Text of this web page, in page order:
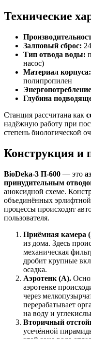
Технические
Залповый сброс:
Тип отвода воды:
насос)
Материал корпуса:
полипропилен
Глубина
Станция рассчитана как
надёжную работу при
степень биологической
Конструкция и
BioDeka-3 П-600 — это
принудительным
аноксидной схеме.
объединённых
процессы происходят
пользователя.
Приёмная камера
из дома. Здесь
механическая
дробит крупные
осадка.
Аэротенк (А).
аэротенке
через
перерабатывает
на воду и
Вторичный
усечённой